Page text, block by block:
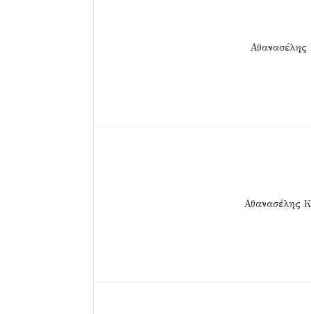
Αθανασέλης
Αθανασέλης